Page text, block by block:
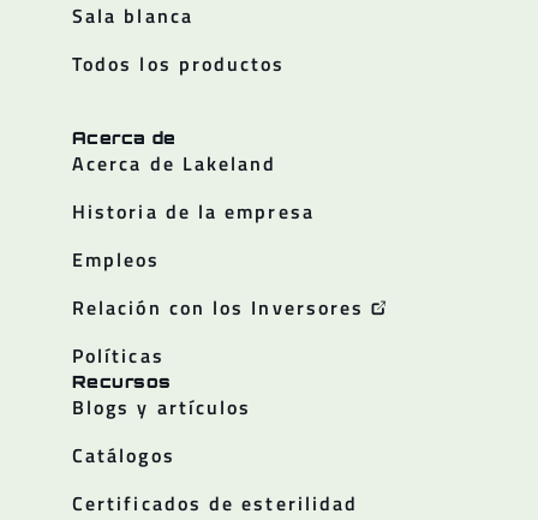
Sala blanca
Todos los productos
Acerca de
Acerca de Lakeland
Historia de la empresa
Empleos
Relación con los Inversores
Políticas
Recursos
Blogs y artículos
Catálogos
Certificados de esterilidad